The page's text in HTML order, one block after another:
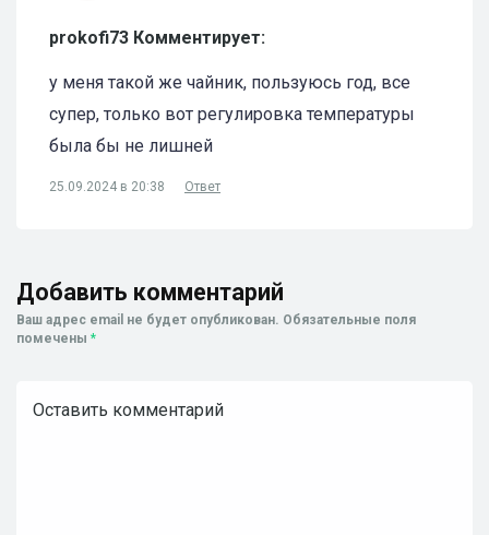
prokofi73 Комментирует:
у меня такой же чайник, пользуюсь год, все
супер, только вот регулировка температуры
была бы не лишней
25.09.2024 в 20:38 Ответ
Добавить комментарий
Ваш адрес email не будет опубликован. Обязательные поля
помечены *